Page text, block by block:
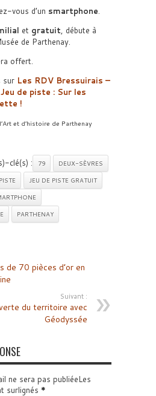
vous d’un smartphone.
et gratuit, débute à
de Parthenay.
offert.
sur Les RDV Bressuirais –
Jeu de piste : Sur les
!
et d’histoire de Parthenay
clé(s) : 79
DEUX-SÈVRES
JEU DE PISTE GRATUIT
PARTHENAY
de 70 pièces d’or en
Suivant :
du territoire avec
Géodyssée
ne sera pas publiéeLes
surlignés *